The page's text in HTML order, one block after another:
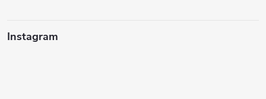
Instagram